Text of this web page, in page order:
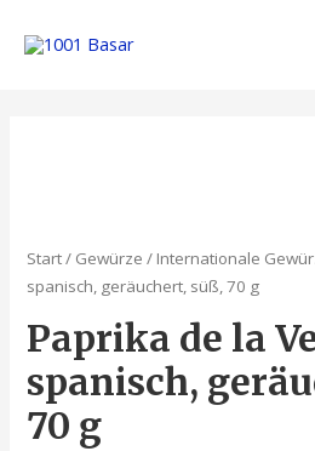
Start/ Gewürze / Internationale
spanisch, geräuchert, süß, 70 g
Paprika de la
spanisch,
70 g